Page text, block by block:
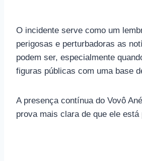
O incidente serve como um
perigosas e perturbadoras as
podem ser, especialmente
figuras públicas com uma base
A presença contínua do Vovô
prova mais clara de que ele está